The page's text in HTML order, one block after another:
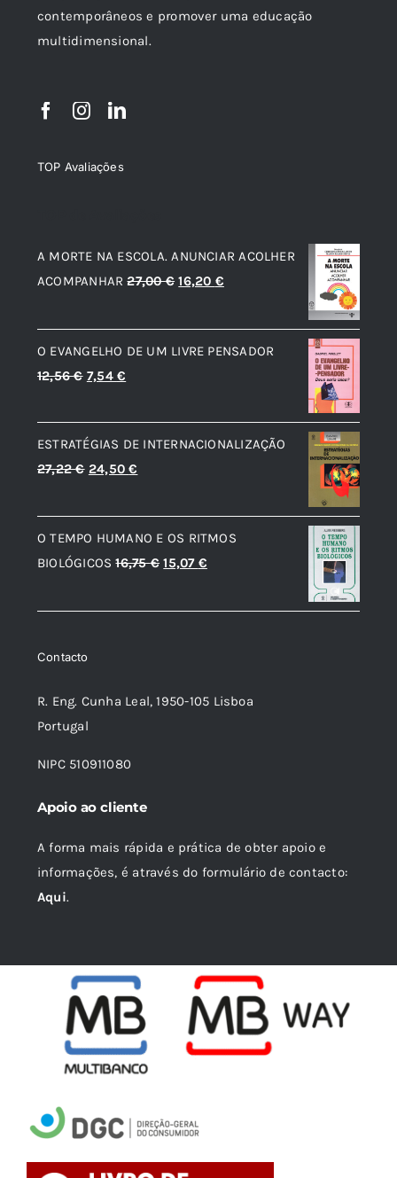
contemporâneos e promover uma educação
multidimensional.
TOP Avaliações
A MORTE NA ESCOLA. ANUNCIAR ACOLHER
ACOMPANHAR 27,00€ O
original
era:
16,20 €O
atual
é:
O EVANGELHO DE UM LIVRE PENSADOR
12,56€ O
original
era:
12,56 €.
7,54 €
atual
é:
7,54 €.
ESTRATÉGIAS DE INTERNACIONALIZAÇÃO
27,22€ O
original
era:
27,22 €.
24,50€
atual
é:
24,50 €.
O TEMPO HUMANO E OS RITMOS
BIOLÓGICOS 16,75€ O
original
15,07 €O
atual
Contacto
R. Eng. Cunha Leal, 1950-105 Lisboa
Portugal
NIPC 510911080
Apoio ao cliente
A forma mais rápida e prática de obter apoio e
informações, é através do formulário de contacto:
Aqui.